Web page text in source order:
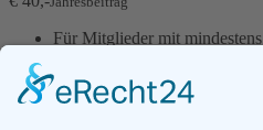
Für Mitglieder mit
© 2025 | TSV